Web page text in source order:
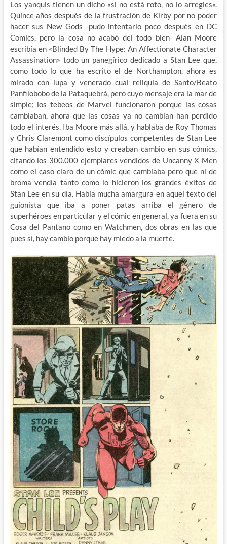
Los yanquis tienen un dicho «si no está roto, no lo arregles».
Quince años después de la frustración de Kirby por no poder
hacer sus New Gods -pudo intentarlo poco después en DC
Comics, pero la cosa no acabó del todo bien- Alan Moore
escribía en «Blinded By The Hype: An Affectionate Character
Assassination» todo un panegírico dedicado a Stan Lee que,
como todo lo que ha escrito el de Northampton, ahora es
mirado con lupa y venerado cual reliquia de Santo/Beato
Panfilobobo de la Pataquebrá, pero cuyo mensaje era la mar de
simple; los tebeos de Marvel funcionaron porque las cosas
cambiaban, ahora que las cosas ya no cambian han perdido
todo el interés. Iba Moore más allá, y hablaba de Roy Thomas
y Chris Claremont como discípulos competentes de Stan Lee
que habían entendido esto y creaban cambio en sus cómics,
citando los 300.000 ejemplares vendidos de Uncanny X-Men
como el caso claro de un cómic que cambiaba pero que ni de
broma vendía tanto como lo hicieron los grandes éxitos de
Stan Lee en su día. Había mucha amargura en aquel texto del
guionista que iba a poner patas arriba el género de
superhéroes en particular y el cómic en general, ya fuera en su
Cosa del Pantano como en Watchmen, dos obras en las que
pues sí, hay cambio porque hay miedo a la muerte.